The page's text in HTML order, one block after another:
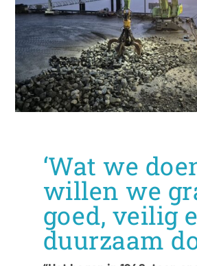
‘Wat we
willen we
goed, veilig
duurzaam